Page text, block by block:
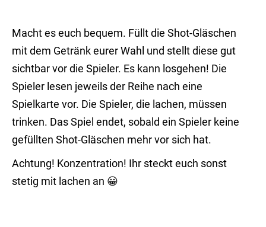
Macht es euch bequem. Füllt die Shot-Gläschen
mit dem Getränk eurer Wahl und stellt diese gut
sichtbar vor die Spieler. Es kann losgehen! Die
Spieler lesen jeweils der Reihe nach eine
Spielkarte vor. Die Spieler, die lachen, müssen
trinken. Das Spiel endet, sobald ein Spieler keine
gefüllten Shot-Gläschen mehr vor sich hat.
Achtung! Konzentration! Ihr steckt euch sonst
stetig mit lachen an 😀